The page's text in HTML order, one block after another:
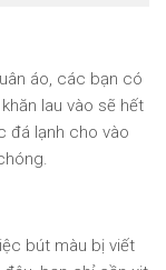
áo, các bạn có
lau vào sẽ hết
đá lạnh cho vào
bút màu bị viết